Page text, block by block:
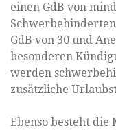
einen GdB von
GdB von 30 und
besonderen
werden
zusätzliche
Ebenso besteht die